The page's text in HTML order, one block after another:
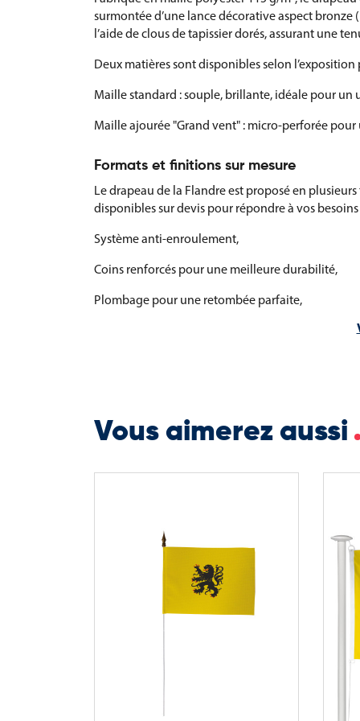
surmontée d’une lance décorative aspect bronze
l’aide de clous de tapissier dorés, assurant une
Deux matières sont disponibles selon l’exposition
Maille standard : souple, brillante, idéale pour un
Maille ajourée "Grand vent" : micro-perforée
Formats et finitions sur mesure
Le drapeau de la Flandre est proposé en
disponibles sur devis pour répondre à vos
Système anti-enroulement,
Coins renforcés pour une meilleure durabilité,
Plombage pour une retombée parfaite,
Autres finitions : hampe brute, agrafage, coupe
Vous aimerez aussi